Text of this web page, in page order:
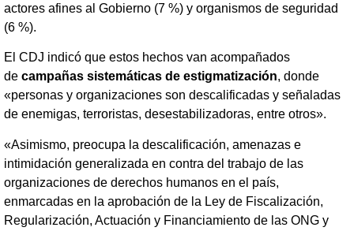
actores afines al Gobierno (7 %) y organismos de seguridad
(6 %).
El CDJ indicó que estos hechos van acompañados
de campañas sistemáticas de estigmatización, donde
«personas y organizaciones son descalificadas y señaladas
de enemigas, terroristas, desestabilizadoras, entre otros».
«Asimismo, preocupa la descalificación, amenazas e
intimidación generalizada en contra del trabajo de las
organizaciones de derechos humanos en el país,
enmarcadas en la aprobación de la Ley de Fiscalización,
Regularización, Actuación y Financiamiento de las ONG y